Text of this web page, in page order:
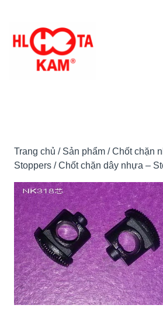
đến
Trang chủ / Sản phẩm /Chốt chặn
Stoppers / Chốt chặn dây nhựa –